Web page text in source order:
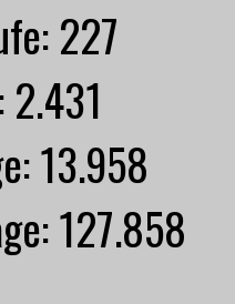
227
2.431
13.958
127.858